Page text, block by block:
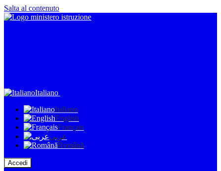
Salta al contenuto
Italiano
Italiano
English
Français
عربى
Română
Accedi